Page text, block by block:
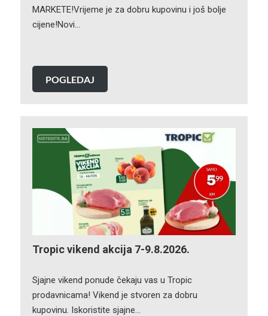
MARKETE!Vrijeme je za dobru kupovinu i još bolje
cijene!Novi…
POGLEDAJ
Tropic vikend akcija 7-9.8.2026.
Sjajne vikend ponude čekaju vas u Tropic
prodavnicama! Vikend je stvoren za dobru
kupovinu. Iskoristite sjajne…